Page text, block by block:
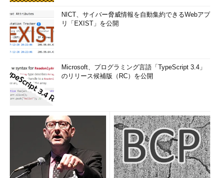
NICT、サイバー脅威情報を自動集約できるWebアプ
リ「EXIST」を公開
Microsoft、プログラミング言語「TypeScript 3.4」
のリリース候補版（RC）を公開